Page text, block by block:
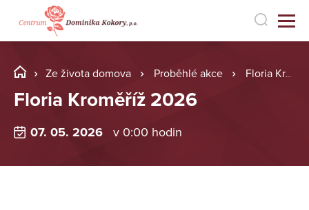
Ze života domova Proběhlé akce Floria Kroměříž 2026
Floria Kroměříž 2026
07. 05. 2026 v 0:00 hodin